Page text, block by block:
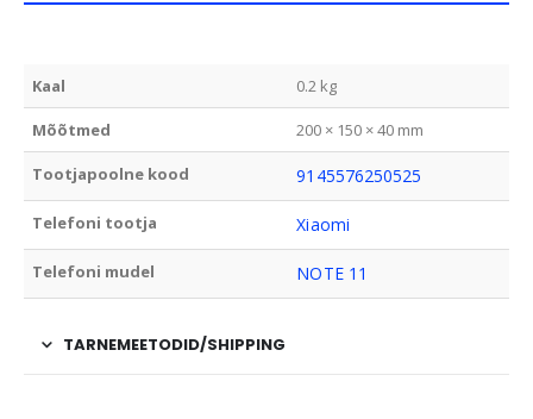
Kaal 0.2 kg
Mõõtmed 200 × 150 × 40 mm
Tootjapoolne kood 9145576250525
Telefoni tootja Xiaomi
Telefoni mudel NOTE 11
TARNEMEETODID/SHIPPING